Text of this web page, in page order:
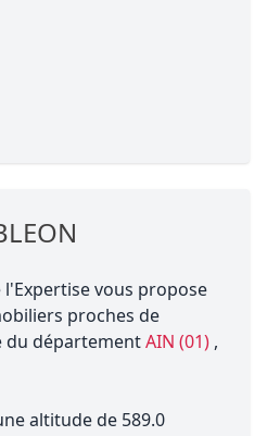
l'Expertise vous propose
proches de
du départementAIN (01) ,
altitude de 589.0